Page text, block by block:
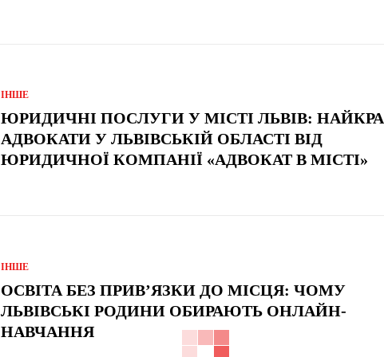
ІНШЕ
ЮРИДИЧНІ ПОСЛУГИ У МІСТІ ЛЬВІВ:
АДВОКАТИ У ЛЬВІВСЬКІЙ ОБЛАСТІ ВІД
ЮРИДИЧНОЇ КОМПАНІЇ «АДВОКАТ В МІСТІ»
ІНШЕ
ОСВІТА БЕЗ ПРИВ’ЯЗКИ ДО МІСЦЯ: ЧОМУ
ЛЬВІВСЬКІ РОДИНИ ОБИРАЮТЬ ОНЛАЙН-
НАВЧАННЯ